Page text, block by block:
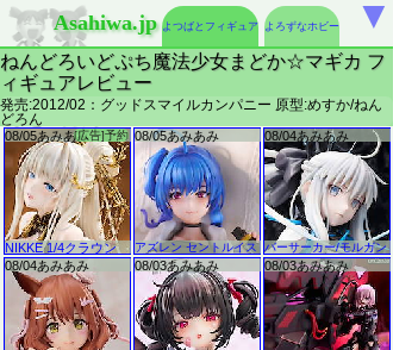
Asahiwa.jp よつばとフィギュア よろずなホビー
ねんどろいどぷち魔法少女まどか☆マギカ フ
ィギュアレビュー
発売:2012/02：グッドスマイルカンパニー 原型:めすか/ねん
どろん
▼